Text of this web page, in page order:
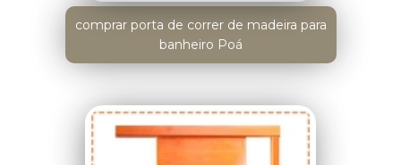
comprar porta de correr de madeira para
banheiro Poá